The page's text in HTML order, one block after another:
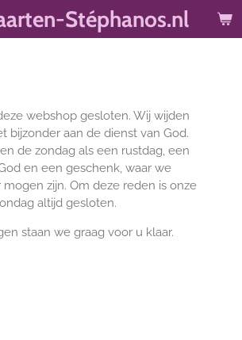
Stéphanos.nl
webshop gesloten. Wij wijden
bijzonder aan de dienst van God.
de zondag als een rustdag, een
en een geschenk, waar we
zijn. Om deze reden is onze
altijd gesloten.
staan we graag voor u klaar.